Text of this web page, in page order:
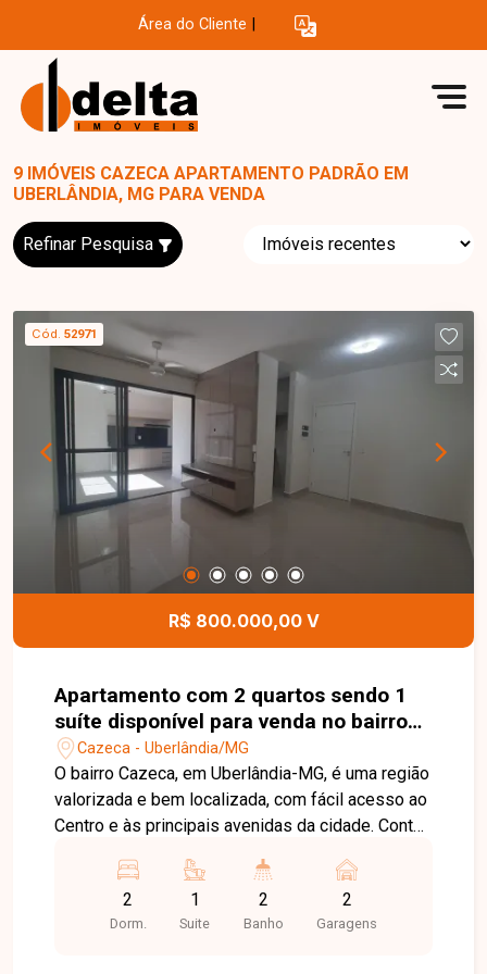
Área do Cliente
9 IMÓVEIS CAZECA APARTAMENTO PADRÃO EM
UBERLÂNDIA, MG PARA VENDA
Refinar Pesquisa
Cód. 52971
R$ 800.000,00 V
Apartamento com 2 quartos sendo 1
suíte disponível para venda no bairro
Cazeca em Uberlândia-MG
Cazeca - Uberlândia/MG
O bairro Cazeca, em Uberlândia-MG, é uma região
valorizada e bem localizada, com fácil acesso ao
Centro e às principais avenidas da cidade. Conta
supermercados, escolas, farmácias e diversos
serviços, oferecendo praticidade e qualidade de
2
Dorm.
1
Suite
2
Banho
2
Garagens